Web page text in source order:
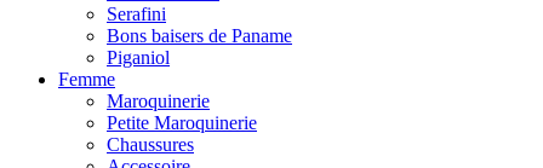
Serafini
Bons baisers de Paname
Piganiol
Femme
Maroquinerie
Petite Maroquinerie
Chaussures